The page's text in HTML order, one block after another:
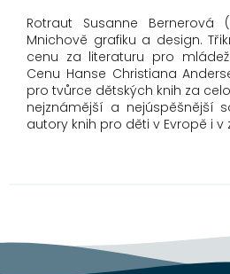
Rotraut Susanne Bernerová
Mnichově grafiku a design.
cenu za literaturu pro
Cenu Hanse Christiana
pro tvůrce dětských knih za
nejznámější a nejúspěšnější
autory knih pro děti v Evropě i v